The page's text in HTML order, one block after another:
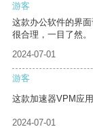
游客
这款办公软件的界
很合理，一目了然。
2024-07-01
游客
这款加速器VPM应
2024-07-01